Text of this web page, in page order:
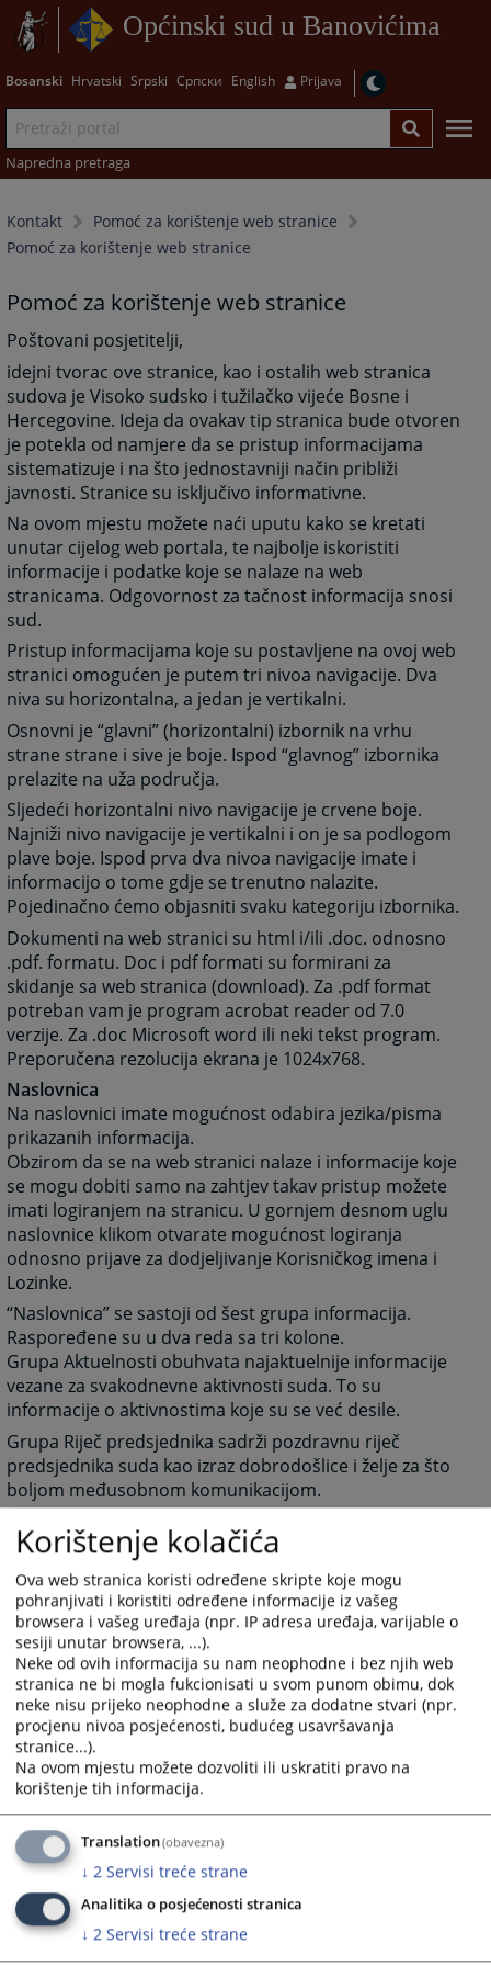
Općinski sud u Banovićima
Bosanski Hrvatski Srpski Српски English Prijava
Napredna pretraga
Kontakt
Pomoć za korištenje web stranice
Pomoć za korištenje web stranice
Pomoć za korištenje web stranice
Poštovani posjetitelji,
idejni tvorac ove stranice, kao i ostalih web stranica
sudova je Visoko sudsko i tužilačko vijeće Bosne i
Hercegovine. Ideja da ovakav tip stranica bude otvoren
je potekla od namjere da se pristup informacijama
sistematizuje i na što jednostavniji način približi
javnosti. Stranice su isključivo informativne.
Na ovom mjestu možete naći uputu kako se kretati
unutar cijelog web portala, te najbolje iskoristiti
informacije i podatke koje se nalaze na web
stranicama. Odgovornost za tačnost informacija snosi
sud.
Pristup informacijama koje su postavljene na ovoj web
stranici omogućen je putem tri nivoa navigacije. Dva
niva su horizontalna, a jedan je vertikalni.
Osnovni je “glavni” (horizontalni) izbornik na vrhu
strane strane i sive je boje. Ispod “glavnog” izbornika
prelazite na uža područja.
Sljedeći horizontalni nivo navigacije je crvene boje.
Najniži nivo navigacije je vertikalni i on je sa podlogom
plave boje. Ispod prva dva nivoa navigacije imate i
informacijo o tome gdje se trenutno nalazite.
Pojedinačno ćemo objasniti svaku kategoriju izbornika.
Dokumenti na web stranici su html i/ili .doc. odnosno
.pdf. formatu. Doc i pdf formati su formirani za
skidanje sa web stranica (download). Za .pdf format
potreban vam je program acrobat reader od 7.0
verzije. Za .doc Microsoft word ili neki tekst program.
Preporučena rezolucija ekrana je 1024x768.
Naslovnica
Na naslovnici imate mogućnost odabira jezika/pisma
prikazanih informacija.
Obzirom da se na web stranici nalaze i informacije koje
se mogu dobiti samo na zahtjev takav pristup možete
imati logiranjem na stranicu. U gornjem desnom uglu
naslovnice klikom otvarate mogućnost logiranja
odnosno prijave za dodjeljivanje Korisničkog imena i
Lozinke.
“Naslovnica” se sastoji od šest grupa informacija.
Raspoređene su u dva reda sa tri kolone.
Grupa Aktuelnosti obuhvata najaktuelnije informacije
vezane za svakodnevne aktivnosti suda. To su
informacije o aktivnostima koje su se već desile.
Grupa Riječ predsjednika sadrži pozdravnu riječ
predsjednika suda kao izraz dobrodošlice i želje za što
boljom međusobnom komunikacijom.
događanja važnih za sud sa datumom događanja.
Grupa često postavljana pitanja prikazuje pitanja i
odgovore koji su najčešće postavljana sudu, a vezana
su za rad suda ili druge aktivnosti vezane za sam sud.
Grupa Raspored suđenja prikazuje detaljne informacije
o suđenjima u sudu za određeni vremenski period.
Grupa Vijesti iz pravosuđa obuhvata informacije koje
su vezane za pravosuđe BiH u cjelini.
Unutar svih grupa starije novosti i informacije osim
onih koje su na naslovnici nisu zbrisane. Klikom na riječ
informacija.
Rad suda
Klikom na Rad suda otvoriti će vam se web stranicama
sa svim novostima (arhivom) koje su vezane za rad
suda.
Korištenje kolačića
Ova web stranica koristi određene skripte koje mogu
pohranjivati i koristiti određene informacije iz vašeg
browsera i vašeg uređaja (npr. IP adresa uređaja, varijable o
sesiji unutar browsera, ...).
Neke od ovih informacija su nam neophodne i bez njih web
stranica ne bi mogla fukcionisati u svom punom obimu, dok
neke nisu prijeko neophodne a služe za dodatne stvari (npr.
procjenu nivoa posjećenosti, budućeg usavršavanja
stranice...).
Na ovom mjestu možete dozvoliti ili uskratiti pravo na
korištenje tih informacija.
Translation(obavezna)
↓ 2 Servisi treće strane
Analitika o posjećenosti stranica
↓ 2 Servisi treće strane